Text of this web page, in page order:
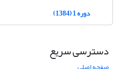
دوره 1 (1384)
دسترسی سریع